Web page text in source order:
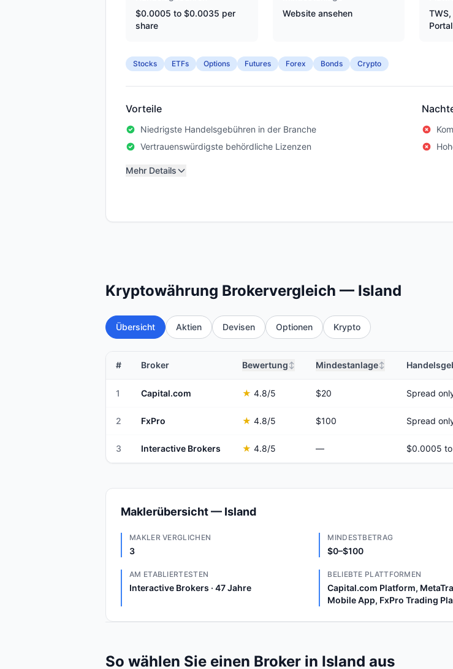
$0.0005 to $0.0035 per
share
Website ansehen
TWS,
Portal
Stocks ETFs Options Futures Forex Bonds Crypto
Vorteile
Niedrigste Handelsgebühren in der Branche
Vertrauenswürdigste behördliche Lizenzen
Mehr Details
Kryptowährung Brokervergleich — Island
Übersicht Aktien Devisen Optionen Krypto
# Broker Bewertung ↕ Mindestanlage↕
1 Capital.com ★ 4.8/5 $20 Spread
2 FxPro ★ 4.8/5 $100 Spread
3 Interactive Brokers ★ 4.8/5 —
Maklerübersicht — Island
MAKLER VERGLICHEN
3
MINDESTBETRAG
$0–$100
AM ETABLIERTESTEN
Interactive Brokers · 47 Jahre
BELIEBTE PLATTFORMEN
Capital.com Platform,
Mobile App, FxPro Trading
So wählen Sie einen Broker in Island aus